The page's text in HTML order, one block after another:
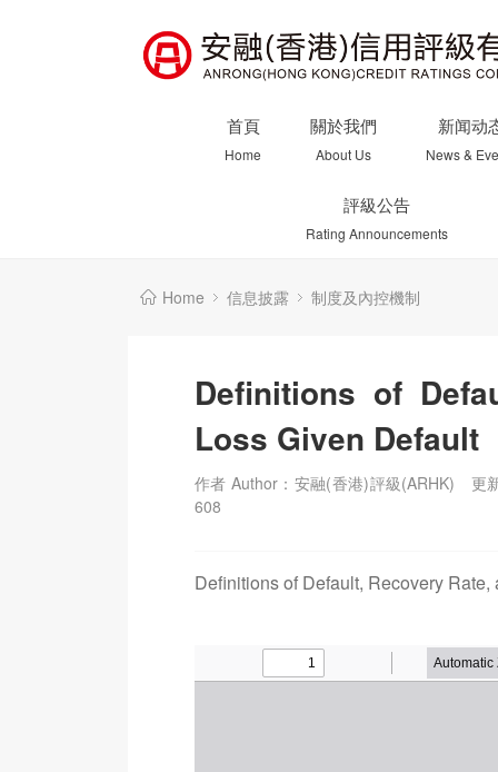
首頁
Home
關於我們
About Us
新闻动
News &
評級公告
Rating Announcements
Home 信息披露 制度及內控機制
Definitions of
Loss Given Default
作者 Author：安融(香港)評級(ARHK)
更
608
Definitions of Default, Recovery